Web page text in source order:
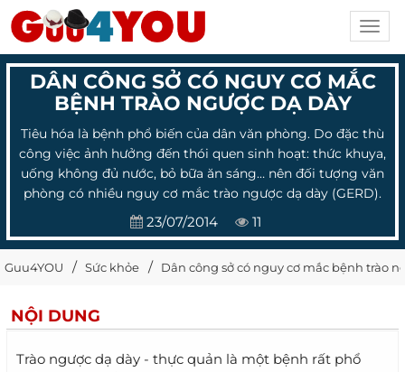
DÂN CÔNG SỞ CÓ NGUY CƠ MẮC
BỆNH TRÀO NGƯỢC DẠ DÀY
Tiêu hóa là bệnh phổ biến của dân văn phòng. Do đặc thù
công việc ảnh hưởng đến thói quen sinh hoạt: thức khuya,
uống không đủ nước, bỏ bữa ăn sáng… nên đối tượng văn
phòng có nhiều nguy cơ mắc trào ngược dạ dày (GERD).
23/07/2014 11
Guu4YOU Sức khỏe Dân công sở có nguy cơ mắc bệnh trào
NỘI DUNG
Trào ngược dạ dày - thực quản là một bệnh rất phổ